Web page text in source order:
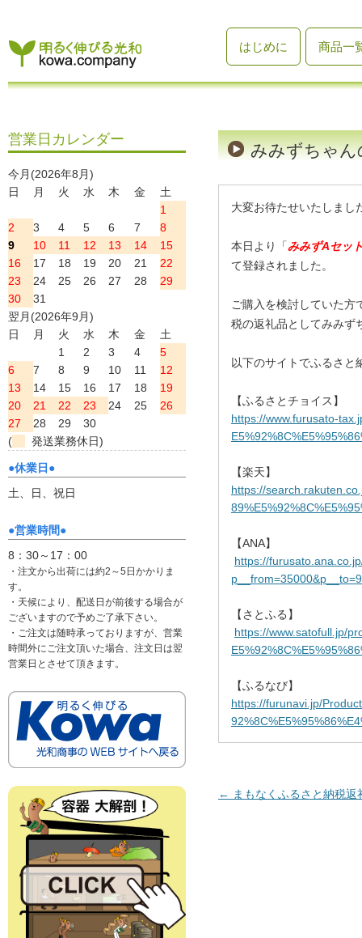
はじめに 商品一
みみずちゃん
大変お待たせいたしまし
本日より「みみずAセッ
て登録されました。
ご購入を検討していた方
税の返礼品としてみみず
以下のサイトでふるさと
【ふるさとチョイス】
https://www.furusato-
【楽天】
https://
【ANA】
https://
【さとふる】
https://www.satofull.jp/
【ふるなび】
https://furunavi.jp/
投稿ナビゲーション
← まもなくふるさと納税
営業日カレンダー
今月(2026年8月)
日
月 火 水 木 金
土
1
2
3 4 5 6 7
8
9
10 11 12 13 14
15
16
17 18 19 20 21
22
23
24 25 26 27 28
29
30
31
翌月(2026年9月)
日
月 火 水 木 金
土
1
2 3 4
5
6
7 8 9 10 11
12
13
14 15 16 17 18
19
20
21 22 23 24 25
26
27
28 29
30
(
発送業務休日)
●休業日●
土、日、祝日
●営業時間●
8：30～17：00
・注文から出荷には約2～5日かかりま
す。
・天候により、配送日が前後する場合が
ございますので予めご了承下さい。
・ご注文は随時承っておりますが、営業
時間外にご注文頂いた場合、注文日は翌
営業日とさせて頂きます。